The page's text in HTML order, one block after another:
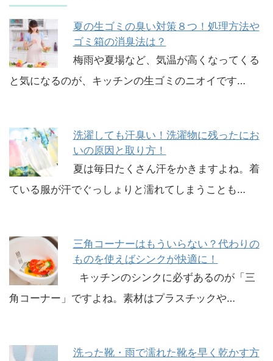
夏の生ゴミの臭い対策８つ！処理方法や
ゴミ箱の消臭法は？
梅雨や夏場など、気温が高くなってくる
と気になるのが、キッチンの生ゴミのニオイです…
洗濯しても汗臭い！洗濯物に残ったにお
いの原因と取り方！
夏は毎日たくさん汗をかきますよね。着
ている服が汗でぐっしょりと濡れてしまうことも…
三角コーナーはもういらない？代わりの
ものを使えばシンクが快適に！
キッチンのシンクに必ずあるのが「三
角コーナー」ですよね。素材はプラスチックや…
洗った靴・雨で濡れた靴を早く乾かす方